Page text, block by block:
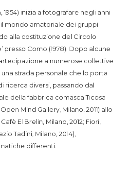
1954) inizia a fotografare negli anni
mondo amatoriale dei gruppi
alla costituzione del Circolo
presso Como (1978). Dopo alcune
a numerose collettive
strada personale che lo porta
ricerca diversi, passando dal
della fabbrica comasca Ticosa
Mind Gallery, Milano, 2011) allo
El Brelin, Milano, 2012; Fiori,
Tadini, Milano, 2014),
differenti.